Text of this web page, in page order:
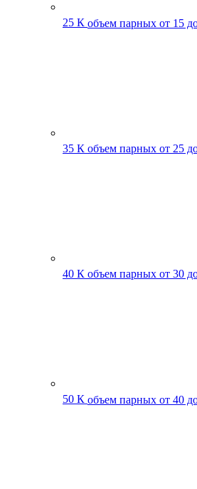
25 К объем парных от 15
35 К объем парных от 25
40 К объем парных от 30
50 К объем парных от 40